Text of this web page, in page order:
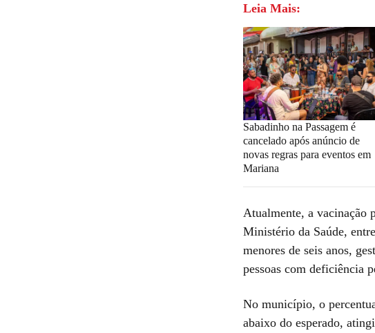
Leia Mais:
Sabadinho na Passagem é
cancelado após anúncio de
novas regras para eventos em
Mariana
Atualmente, a vacinação
Ministério da Saúde,
menores de seis anos,
pessoas com deficiência
No município, o
abaixo do esperado,